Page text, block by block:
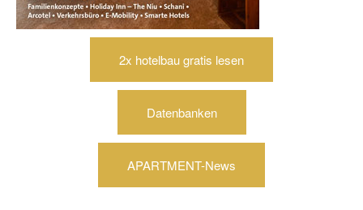
2x hotelbau gratis lesen
Datenbanken
APARTMENT-News